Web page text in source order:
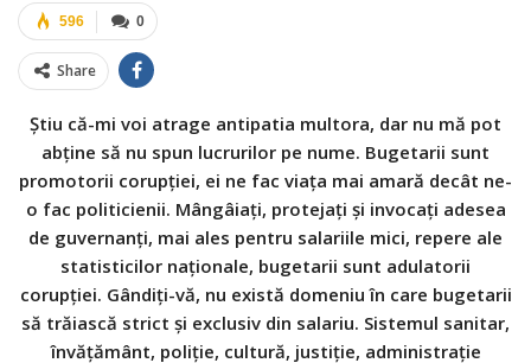
0
596
Share
Ştiu că-mi voi atrage antipatia multora, dar nu mă pot
abţine să nu spun lucrurilor pe nume. Bugetarii sunt
promotorii corupţiei, ei ne fac viaţa mai amară decât ne-
o fac politicienii. Mângâiaţi, protejaţi şi invocaţi adesea
de guvernanţi, mai ales pentru salariile mici, repere ale
statisticilor naţionale, bugetarii sunt adulatorii
corupţiei. Gândiţi-vă, nu există domeniu în care bugetarii
să trăiască strict şi exclusiv din salariu. Sistemul sanitar,
învăţământ, poliţie, cultură, justiţie, administraţie